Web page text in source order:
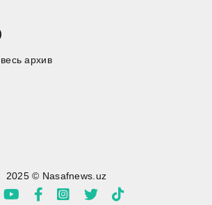
архив
2025 © Nasafnews.uz